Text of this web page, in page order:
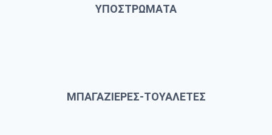
ΥΠΟΣΤΡΩΜΑΤΑ
ΜΠΑΓΑΖΙΕΡΕΣ-ΤΟΥΑΛΕΤΕΣ